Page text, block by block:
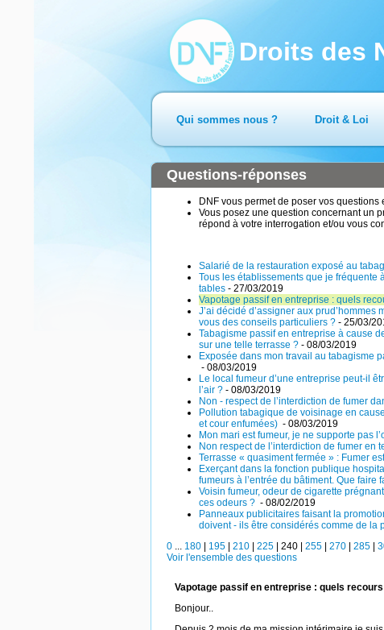
Droits des
Qui sommes nous ? Droit & Loi
DNF vous permet de poser vos
Vous posez une question concernant un
répond à votre interrogation et/ou vous
Questions-réponses
Salarié de la restauration exposé au
Tous les établissements que je fréquente
tables - 27/03/2019
Vapotage passif en entreprise : quels
J’ai décidé d’assigner aux
vous des conseils particuliers ? - 25/03/
Tabagisme passif en entreprise à cause
sur une telle terrasse ? - 08/03/2019
Exposée dans mon travail au tabagisme
- 08/03/2019
Le local fumeur d’une entreprise peut-il
l’air ? - 08/03/2019
Non - respect de l’interdiction de fumer
Pollution tabagique de voisinage en
et cour enfumées) - 08/03/2019
Mon mari est fumeur, je ne supporte pas
Non respect de l’interdiction de fumer en
Terrasse « quasiment fermée » : Fumer
Exerçant dans la fonction publique
fumeurs à l’entrée du bâtiment. Que
Voisin fumeur, odeur de cigarette
ces odeurs ? - 08/02/2019
Panneaux publicitaires faisant la
doivent - ils être considérés comme de
0 ... 180 195 210 225 240 255 270 285
Voir l'ensemble des questions
Vapotage passif en entreprise : quels
Bonjour..